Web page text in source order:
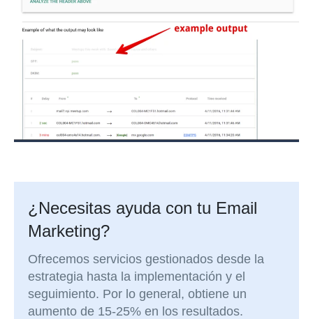
¿Necesitas ayuda con tu Email
Marketing?
Ofrecemos servicios gestionados desde la
estrategia hasta la implementación y el
seguimiento. Por lo general, obtiene un
aumento de 15-25% en los resultados.